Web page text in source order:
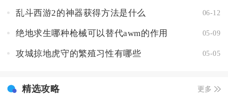
乱斗西游2的神器获得方法是什么 06-12
绝地求生哪种枪械可以替代awm的作用 05-09
攻城掠地虎守的繁殖习性有哪些 05-05
精选攻略 更多